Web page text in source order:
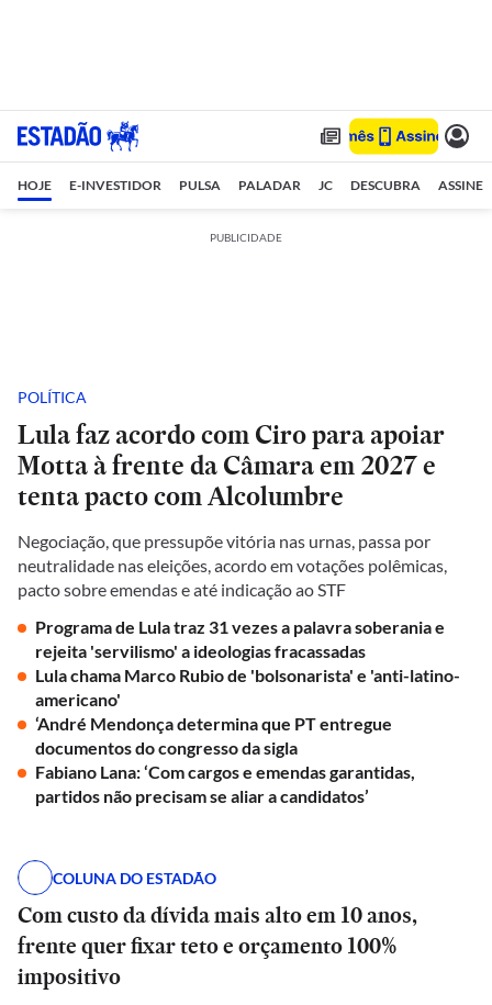
HOJE E-INVESTIDOR PULSA PALADAR JC DESCUBRA ASSINE
PUBLICIDADE
POLÍTICA
Lula faz acordo com Ciro para apoiar
Motta à frente da Câmara em 2027 e
tenta pacto com Alcolumbre
Negociação, que pressupõe vitória nas urnas, passa por
neutralidade nas eleições, acordo em votações polêmicas,
pacto sobre emendas e até indicação ao STF
Programa de Lula traz 31 vezes a palavra soberania e
rejeita 'servilismo' a ideologias fracassadas
Lula chama Marco Rubio de 'bolsonarista' e 'anti-latino-
americano'
‘André Mendonça determina que PT entregue
documentos do congresso da sigla
Fabiano Lana: ‘Com cargos e emendas garantidas,
partidos não precisam se aliar a candidatos’
COLUNA DO ESTADÃO
Com custo da dívida mais alto em 10 anos,
frente quer fixar teto e orçamento 100%
impositivo